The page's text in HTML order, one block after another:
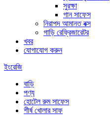
সুরক্ষা
গান সাফেস
নিরাপদ আমানত বক্স
গাড়ি রেফ্রিজারেটর
খবর
যোগাযোগ করুন
ইংরেজি
বাড়ি
পণ্য
হোটেল রুম সাফেস
শীর্ষ খোলার সাফ